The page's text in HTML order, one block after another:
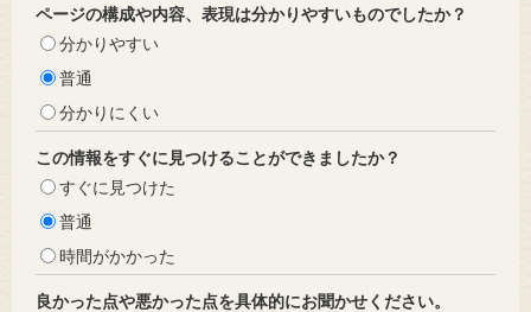
ページの構成や内容、表現は分かりやすいものでしたか？
分かりやすい
普通
分かりにくい
この情報をすぐに見つけることができましたか？
すぐに見つけた
普通
時間がかかった
良かった点や悪かった点を具体的にお聞かせください。